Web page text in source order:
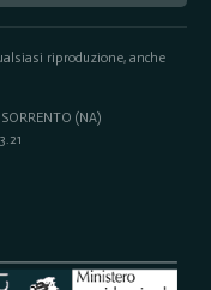
riproduzione, anche
(NA)